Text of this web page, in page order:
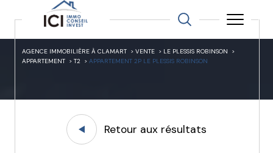
AGENCE IMMOBILIÈRE À CLAMART VENTE
LE PLESSIS ROBINSON
APPARTEMENT
T2 APPARTEMENT 2P LE PLESSIS ROBINSON
Retour aux résultats